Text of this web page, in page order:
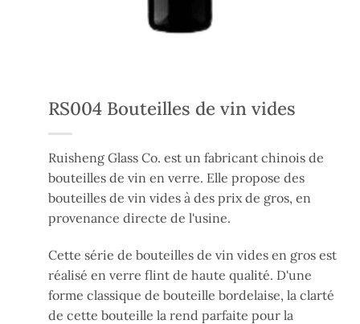
RS004 Bouteilles de vin vides
Ruisheng Glass Co. est un fabricant chinois de
bouteilles de vin en verre. Elle propose des
bouteilles de vin vides à des prix de gros, en
provenance directe de l'usine.
Cette série de bouteilles de vin vides en gros est
réalisé en verre flint de haute qualité. D'une
forme classique de bouteille bordelaise, la clarté
de cette bouteille la rend parfaite pour la